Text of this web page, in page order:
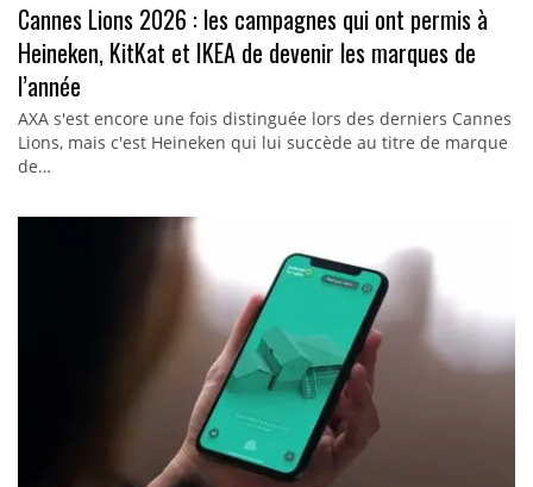
Cannes Lions 2026 : les campagnes qui ont permis à
Heineken, KitKat et IKEA de devenir les marques de
l’année
AXA s'est encore une fois distinguée lors des derniers Cannes
Lions, mais c'est Heineken qui lui succède au titre de marque
de…